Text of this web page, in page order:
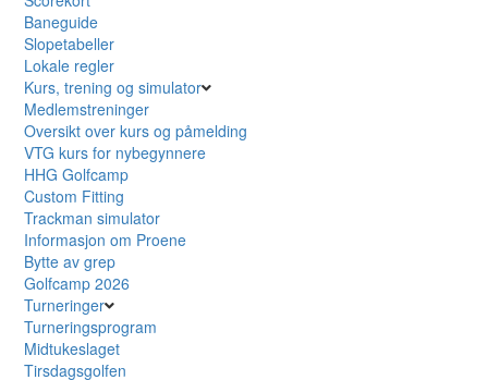
Baneguide
Slopetabeller
Lokale regler
Kurs, trening og simulator
Medlemstreninger
Oversikt over kurs og påmelding
VTG kurs for nybegynnere
HHG Golfcamp
Custom Fitting
Trackman simulator
Informasjon om Proene
Bytte av grep
Golfcamp 2026
Turneringer
Turneringsprogram
Midtukeslaget
Tirsdagsgolfen